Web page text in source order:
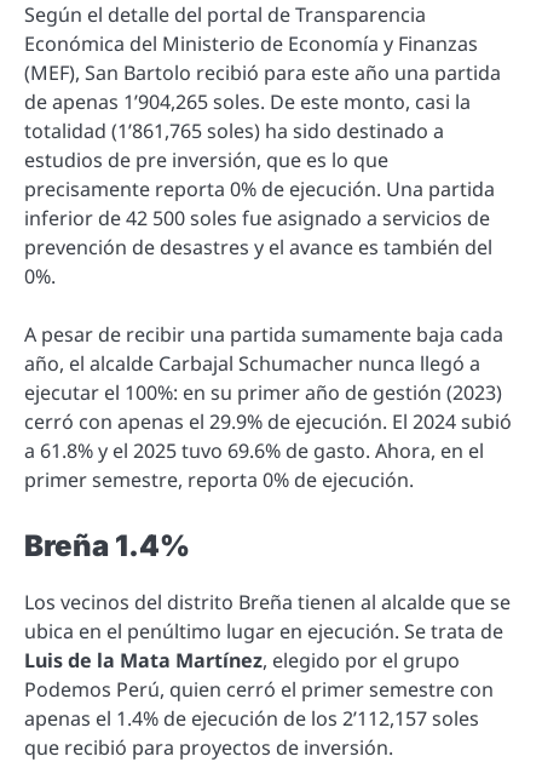
Según el detalle del portal de Transparencia
Económica del Ministerio de Economía y Finanzas
(MEF), San Bartolo recibió para este año una partida
de apenas 1’904,265 soles. De este monto, casi la
totalidad (1’861,765 soles) ha sido destinado a
estudios de pre inversión, que es lo que
precisamente reporta 0% de ejecución. Una partida
inferior de 42 500 soles fue asignado a servicios de
prevención de desastres y el avance es también del
0%.
A pesar de recibir una partida sumamente baja cada
año, el alcalde Carbajal Schumacher nunca llegó a
ejecutar el 100%: en su primer año de gestión (2023)
cerró con apenas el 29.9% de ejecución. El 2024 subió
a 61.8% y el 2025 tuvo 69.6% de gasto. Ahora, en el
primer semestre, reporta 0% de ejecución.
Breña 1.4%
Los vecinos del distrito Breña tienen al alcalde que se
ubica en el penúltimo lugar en ejecución. Se trata de
Luis de la Mata Martínez, elegido por el grupo
Podemos Perú, quien cerró el primer semestre con
apenas el 1.4% de ejecución de los 2’112,157 soles
que recibió para proyectos de inversión.